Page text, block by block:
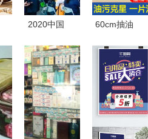
2020中国
展会与PLF
自有品牌产
品展 食品
OEM与日
用百货的双
60cm抽油
百货中的厨
房利器，小
空间也能大
有作为